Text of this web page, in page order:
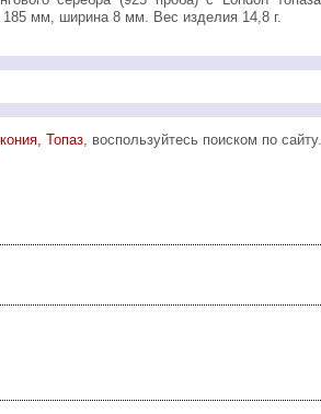
мм, ширина 8 мм. Вес изделия 14,8 г.
Топаз , воспользуйтесь поиском по сайту.